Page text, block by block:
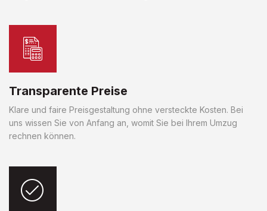
Transparente Preise
Klare und faire Preisgestaltung ohne versteckte Kosten. Bei
uns wissen Sie von Anfang an, womit Sie bei Ihrem Umzug
rechnen können.